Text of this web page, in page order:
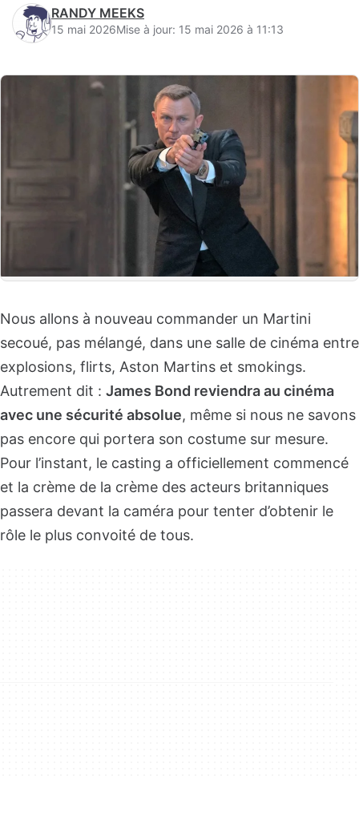
RANDY MEEKS
15 mai 2026Mise à jour: 15 mai 2026 à 11:13
Nous allons à nouveau commander un Martini
secoué, pas mélangé, dans une salle de cinéma entre
explosions, flirts, Aston Martins et smokings.
Autrement dit : James Bond reviendra au cinéma
avec une sécurité absolue, même si nous ne savons
pas encore qui portera son costume sur mesure.
Pour l’instant, le casting a officiellement commencé
et la crème de la crème des acteurs britanniques
passera devant la caméra pour tenter d’obtenir le
rôle le plus convoité de tous.